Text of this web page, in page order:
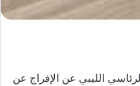
الليبي عن الإفراج عن